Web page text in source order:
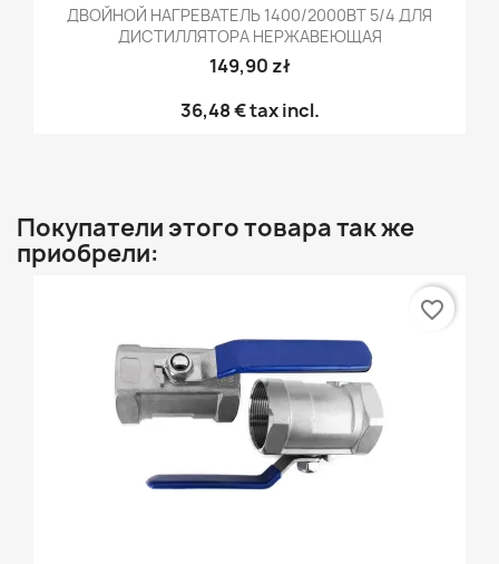
ДВОЙНОЙ НАГРЕВАТЕЛЬ 1400/2000ВТ 5/4 ДЛЯ
ДИСТИЛЛЯТОРА НЕРЖАВЕЮЩАЯ
149,90 zł
36,48 €tax incl.
Покупатели этого товара так же
приобрели:
favorite_border